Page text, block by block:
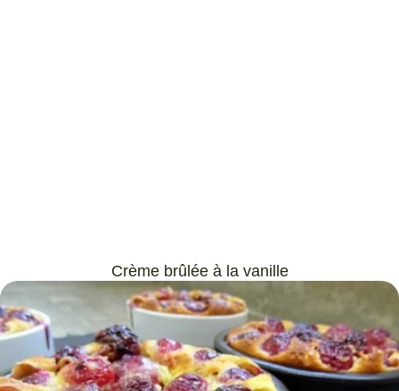
Crème brûlée à la vanille